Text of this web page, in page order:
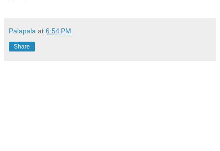
Palapala at 6:54 PM
Share